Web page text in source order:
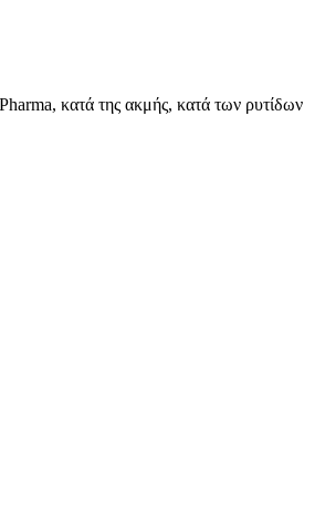
κατά της ακμής, κατά των ρυτίδων